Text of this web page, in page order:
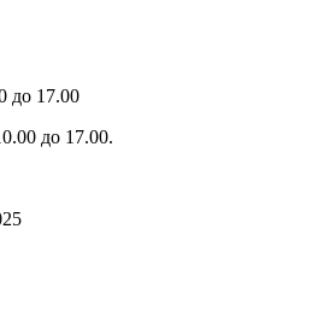
до 17.00
до 17.00.